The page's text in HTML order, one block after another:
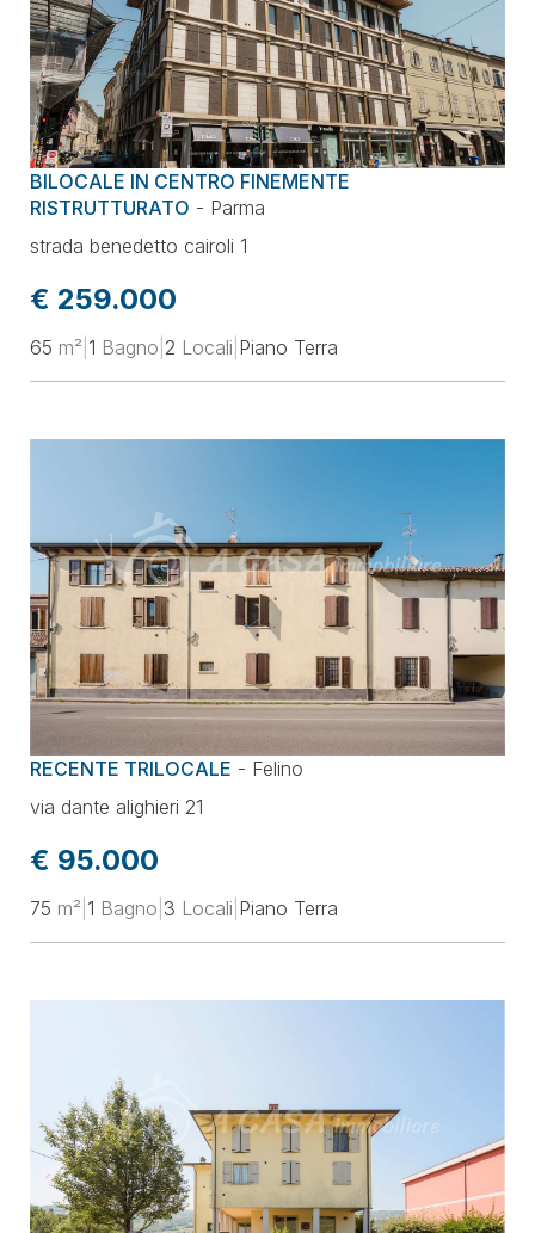
BILOCALE IN CENTRO FINEMENTE
RISTRUTTURATO - Parma
strada benedetto cairoli 1
€ 259.000
65 m² 1 Bagno 2 Locali Piano Terra
RECENTE TRILOCALE - Felino
via dante alighieri 21
€ 95.000
75 m² 1 Bagno 3 Locali Piano Terra